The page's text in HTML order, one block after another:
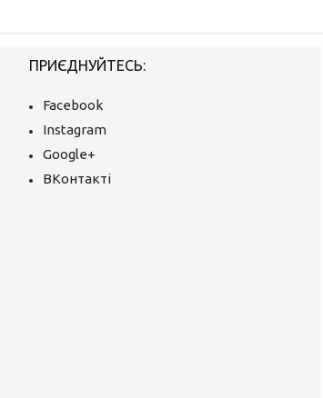
ПРИЄДНУЙТЕСЬ:
Facebook
Instagram
Google+
ВКонтакті